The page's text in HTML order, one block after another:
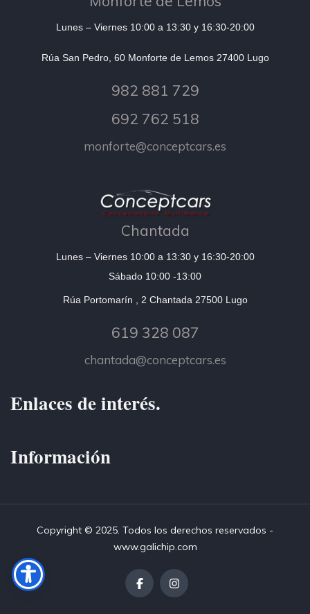
Lunes – Viernes 10:00 a 13:30 y 16:30-20:00
Rúa San Pedro, 60 Monforte de Lemos 27400 Lugo
982 881 729
692 762 518
monforte@conceptcars.es
Chantada
Lunes – Viernes 10:00 a 13:30 y 16:30-20:00
Sábado 10:00 -13:00
Rúa Portomarín , 2 Chantada 27500 Lugo
619 328 087
chantada@conceptcars.es
Enlaces de interés.
Información
Copyright © 2025. Todos los derechos reservados -
www.galichip.com